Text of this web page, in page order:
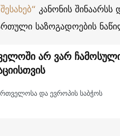
კანონის
საზოგადოების
არ ვარ
და ევროპის საბჭოს